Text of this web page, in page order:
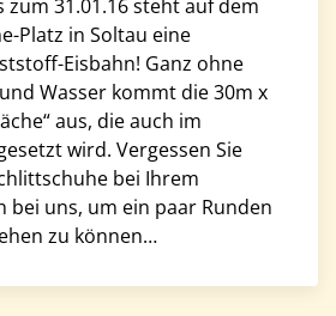
zum 31.01.16 steht auf dem
Platz in Soltau eine
Eisbahn! Ganz ohne
Wasser kommt die 30m x
aus, die auch im
wird. Vergessen Sie
bei Ihrem
bei uns, um ein paar Runden
zu können…